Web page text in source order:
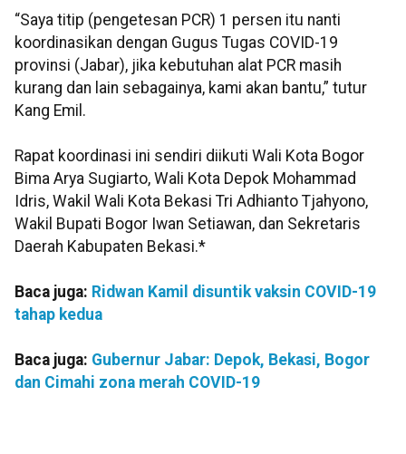
“Saya titip (pengetesan PCR) 1 persen itu nanti
koordinasikan dengan Gugus Tugas COVID-19
provinsi (Jabar), jika kebutuhan alat PCR masih
kurang dan lain sebagainya, kami akan bantu,” tutur
Kang Emil.
Rapat koordinasi ini sendiri diikuti Wali Kota Bogor
Bima Arya Sugiarto, Wali Kota Depok Mohammad
Idris, Wakil Wali Kota Bekasi Tri Adhianto Tjahyono,
Wakil Bupati Bogor Iwan Setiawan, dan Sekretaris
Daerah Kabupaten Bekasi.*
Baca juga: Ridwan Kamil disuntik vaksin COVID-19
tahap kedua
Baca juga: Gubernur Jabar: Depok, Bekasi, Bogor
dan Cimahi zona merah COVID-19